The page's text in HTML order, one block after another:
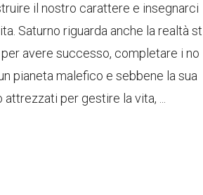
il nostro carattere e insegnarci
Saturno riguarda anche la realtà st
avere successo, completare i no
pianeta malefico e sebbene la sua
per gestire la vita, ...